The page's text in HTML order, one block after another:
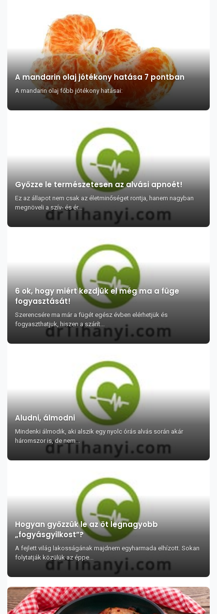
A mandarin olaj jótékony hatása 7 pontban
A mandarin olaj főbb jótékony hatásai:
Győzze le természetesen az alvási apnoét!
Ez az állapot nem csak az életminőséget rontja, hanem nagyban
megnöveli a szív- és ér...
6 ok, hogy miért kezdjük el még ma a füge
fogyasztását!
Szerencsére ma már a fügét egész évben elérhetjük és
fogyaszthatjuk, hiszen a szárít...
Aludni, álmodni
Mindenki álmodik, aki alszik egy nyolc órás alvás során akár
háromszor is, de nem...
Hogyan győzzük le az öt legnagyobb
„fogyásgyilkost”?
A fejlett világ lakosságának majdnem egyharmada elhízott. Sokan
folytatják közülük az éppe...